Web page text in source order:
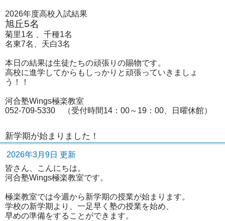
2026年度高校入試結果
旭丘5名
菊里1名 、千種1名
名東7名、天白3名
本日の結果は生徒たちの頑張りの賜物です。
高校に進学してからもしっかりと頑張っていきましょ
う！！
河合塾Wings極楽教室
052-709-5330 （受付時間14：00～19：00、日曜休館）
新学期が始まりました！
2026年3月9日 更新
皆さん、こんにちは。
河合塾Wings極楽教室です。
極楽教室では今週から新学期の授業が始まります。
学校の新学期より、一足早く塾の授業を始め、
早めの準備をすることができます。